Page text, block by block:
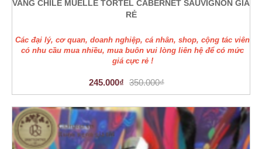
VANG CHILE MUELLE TORTEL CABERNET SAUVIGNON GIÁ
RẺ
Các đại lý, cơ quan, doanh nghiệp, cá nhân, shop, cộng tác viên
có nhu cầu mua nhiều, mua buôn vui lòng liên hệ để có mức
giá cực rẻ !
245.000₫ 350.000₫